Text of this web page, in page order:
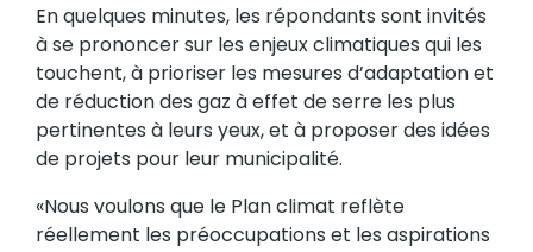
En quelques minutes, les répondants sont invités
à se prononcer sur les enjeux climatiques qui les
touchent, à prioriser les mesures d’adaptation et
de réduction des gaz à effet de serre les plus
pertinentes à leurs yeux, et à proposer des idées
de projets pour leur municipalité.
«Nous voulons que le Plan climat reflète
réellement les préoccupations et les aspirations